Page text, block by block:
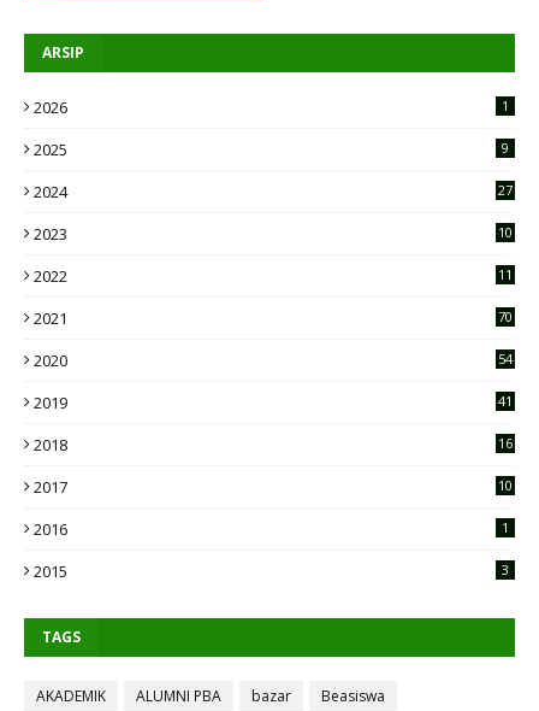
ARSIP
2026 1
2025 9
2024 27
2023
10
2022
11
2021 70
2020 54
2019 41
2018 16
2017 10
2016 1
2015 3
TAGS
AKADEMIK ALUMNI PBA bazar
Beasiswa